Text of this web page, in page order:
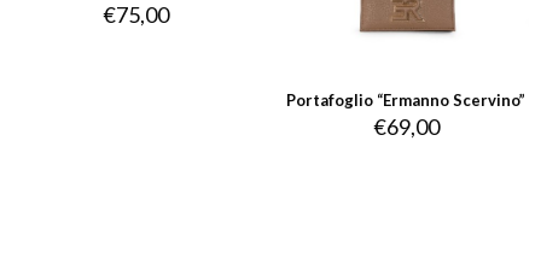
€75,00
Portafoglio “Ermanno Scervino”
€69,00